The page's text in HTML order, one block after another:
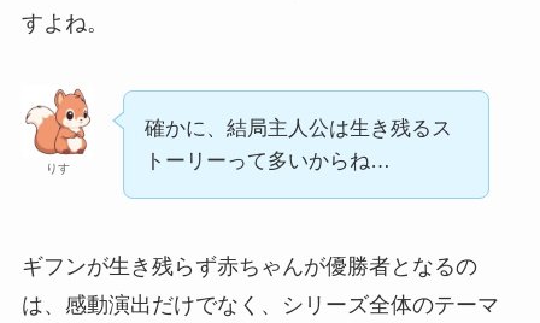
すよね。
りす
確かに、結局主人公は生き残るス
トーリーって多いからね…
ギフンが生き残らず赤ちゃんが優勝者となるの
は、感動演出だけでなく、シリーズ全体のテーマ